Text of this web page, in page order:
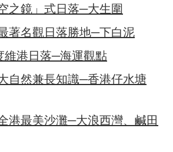
之鏡」式日落─大生圍
著名觀日落勝地─下白泥
維港日落─海運觀點
自然兼長知識─香港仔水塘
港最美沙灘─大浪西灣、鹹田